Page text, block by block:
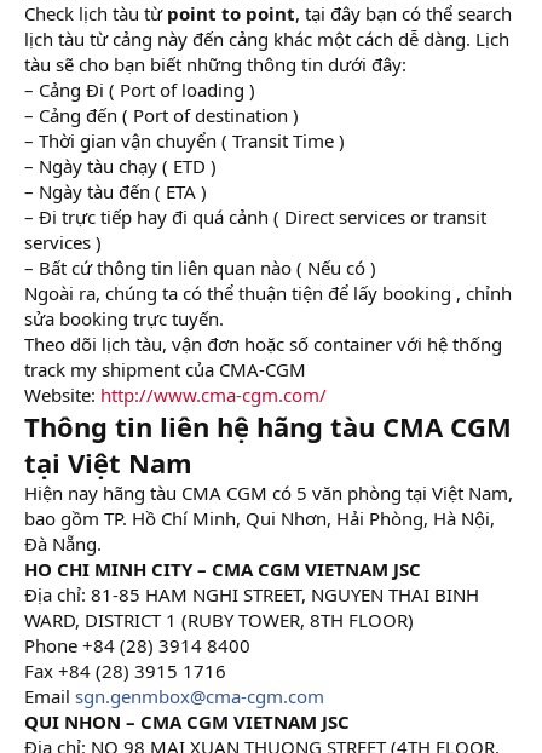
Check lịch tàu từ point to point, tại đây bạn có thể search
lịch tàu từ cảng này đến cảng khác một cách dễ dàng. Lịch
tàu sẽ cho bạn biết những thông tin dưới đây:
– Cảng Đi ( Port of loading )
– Cảng đến ( Port of destination )
– Thời gian vận chuyển ( Transit Time )
– Ngày tàu chạy ( ETD )
– Ngày tàu đến ( ETA )
– Đi trực tiếp hay đi quá cảnh ( Direct services or transit
services )
– Bất cứ thông tin liên quan nào ( Nếu có )
Ngoài ra, chúng ta có thể thuận tiện để lấy booking , chỉnh
sửa booking trực tuyến.
Theo dõi lịch tàu, vận đơn hoặc số container với hệ thống
track my shipment của CMA-CGM
Website: http://www.cma-cgm.com/
Thông tin liên hệ hãng tàu CMA CGM
tại Việt Nam
Hiện nay hãng tàu CMA CGM có 5 văn phòng tại Việt Nam,
bao gồm TP. Hồ Chí Minh, Qui Nhơn, Hải Phòng, Hà Nội,
Đà Nẵng.
HO CHI MINH CITY – CMA CGM VIETNAM JSC
Địa chỉ: 81-85 HAM NGHI STREET, NGUYEN THAI BINH
WARD, DISTRICT 1 (RUBY TOWER, 8TH FLOOR)
Phone +84 (28) 3914 8400
Fax +84 (28) 3915 1716
Email sgn.genmbox@cma-cgm.com
QUI NHON – CMA CGM VIETNAM JSC
Địa chỉ: NO 98 MAI XUAN THUONG STREET (4TH FLOOR,